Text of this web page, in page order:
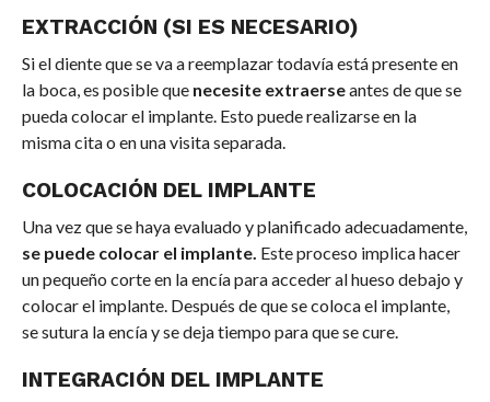
EXTRACCIÓN (SI ES NECESARIO)
Si el diente que se va a reemplazar todavía está presente en
la boca, es posible que necesite extraerseantes de que se
pueda colocar el implante. Esto puede realizarse en la
misma cita o en una visita separada.
COLOCACIÓN DEL IMPLANTE
Una vez que se haya evaluado y planificado adecuadamente,
se puede colocar el implante. Este proceso implica hacer
un pequeño corte en la encía para acceder al hueso debajo y
colocar el implante. Después de que se coloca el implante,
se sutura la encía y se deja tiempo para que se cure.
INTEGRACIÓN DEL IMPLANTE